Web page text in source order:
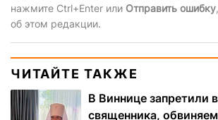
нажмите Ctrl+Enter или Отправить ошибку
об этом редакции.
ЧИТАЙТЕ ТАКЖЕ
В Виннице запретили
священника,